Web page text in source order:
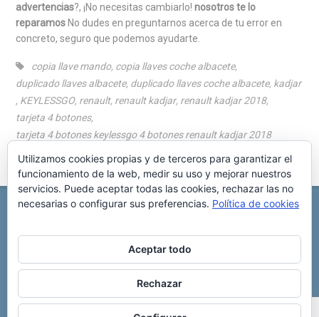
advertencias?, ¡No necesitas cambiarlo!nosotros te lo
reparamos No dudes en preguntarnos acerca de tu error en
concreto, seguro que podemos ayudarte.
copia llave mando, copia llaves coche albacete,
duplicado llaves albacete, duplicado llaves coche albacete, kadjar
, KEYLESSGO, renault, renault kadjar, renault kadjar 2018,
tarjeta 4 botones,
tarjeta 4 botones keylessgo 4 botones renault kadjar 2018
REPARACIÓN CENTRALITA DE COCHE
C/ Virgen del pilar, 6 ,
Copyright © 2025 Reparación Centralita De Coche
Utilizamos cookies propias y de terceros para garantizar el
funcionamiento de la web, medir su uso y mejorar nuestros
servicios. Puede aceptar todas las cookies, rechazar las no
necesarias o configurar sus preferencias. Política de cookies
Aceptar todo
Rechazar